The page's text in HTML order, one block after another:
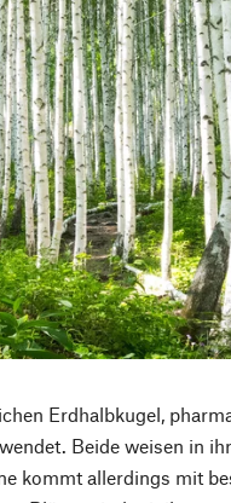
Erdhalbkugel,
Beide weisen in
kommt allerdings mit